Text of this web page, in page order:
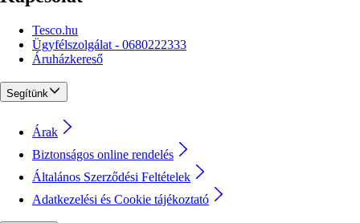
Tesco.hu
Ügyfélszolgálat - 0680222333
Áruházkereső
Segítünk
Árak
Biztonságos online rendelés
Általános Szerződési Feltételek
Adatkezelési és Cookie tájékoztató